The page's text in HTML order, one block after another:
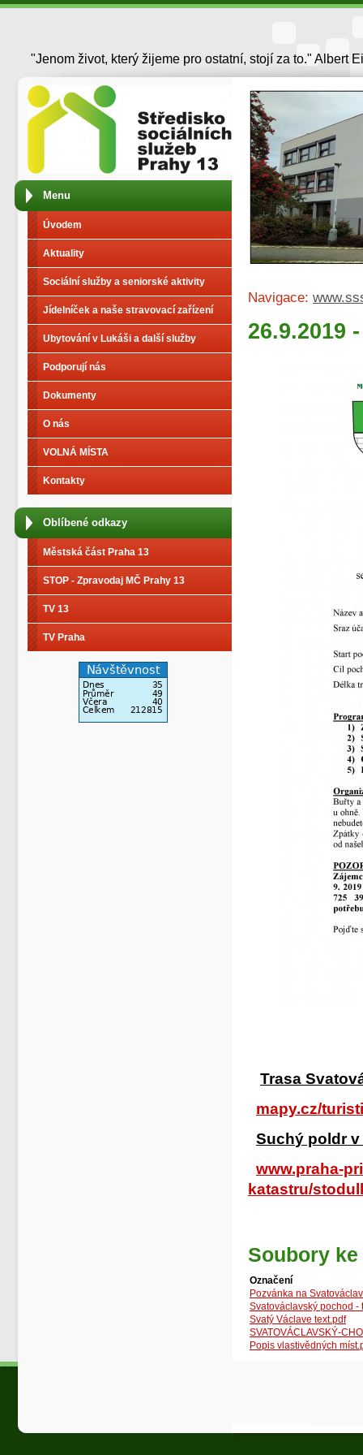
"Jenom život, který žijeme pro ostatní, stojí za to." Albert
Menu
Úvodem
Aktuality
Sociální služby a seniorské aktivity
Jídelníček a naše stravovací zařízení
Ubytování v Lukáši a další služby
Podporují nás
Dokumenty
O nás
VOLNÁ MÍSTA
Kontakty
Oblíbené odkazy
Městská část Praha 13
STOP - Zpravodaj MČ Prahy 13
TV 13
TV Praha
Navigace:
26.9.2019
Trasa
mapy.cz/
Suchý poldr
www.praha-
katastru/
Soubory
Označení
Pozvánka na
Svatováclavský pochod -
Svatý Václave text.pdf
SVATOVÁCLAVSKÝ-
Popis vlastivědných